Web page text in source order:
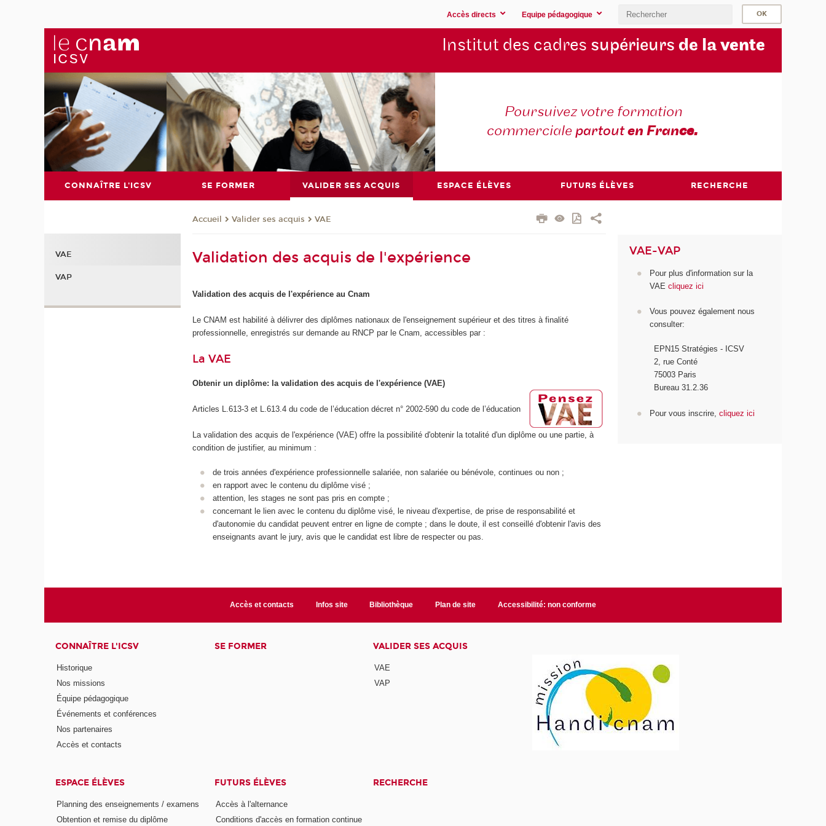
Accès directs Equipe pédagogique
Institut des cadres supérieurs de lavente
Poursuivez votre formation
commercialepartouten France.
CONNAÎTRE L'ICSV SE FORMER VALIDER SES ACQUIS ESPACE ÉLÈVES FUTURS ÉLÈVES RECHERCHE
Accueil Valider ses acquis VAE
Validation des acquis de l'expérience
Validation des acquis de l'expérience au Cnam
Le CNAM est habilité à délivrer des diplômes nationaux de l'enseignement supérieur et des titres à finalité
professionnelle, enregistrés sur demande au RNCP par le Cnam, accessibles par :
La VAE
Obtenir un diplôme: la validation des acquis de l'expérience (VAE)
Articles L.613-3 et L.613.4 du code de l’éducation décret n° 2002-590 du code de l’éducation
La validation des acquis de l'expérience (VAE) offre la possibilité d'obtenir la totalité d'un diplôme ou une partie, à
condition de justifier, au minimum :
de trois années d'expérience professionnelle salariée, non salariée ou bénévole, continues ou non ;
en rapport avec le contenu du diplôme visé ;
attention, les stages ne sont pas pris en compte ;
concernant le lien avec le contenu du diplôme visé, le niveau d'expertise, de prise de responsabilité et
d'autonomie du candidat peuvent entrer en ligne de compte ; dans le doute, il est conseillé d'obtenir l'avis des
enseignants avant le jury, avis que le candidat est libre de respecter ou pas.
VAE-VAP
Pour plus d'information sur la
VAE cliquez ici
Vous pouvez également nous
consulter:
EPN15 Stratégies - ICSV
2, rue Conté
75003 Paris
Bureau 31.2.36
Pour vous inscrire, cliquez ici
VAE
VAP
Accès et contacts Infos site Bibliothèque Plan de site Accessibilité: non conforme
CONNAÎTRE L'ICSV
Historique
Nos missions
Équipe pédagogique
Événements et conférences
Nos partenaires
Accès et contacts
SE FORMER VALIDER SES ACQUIS
VAE
VAP
ESPACE ÉLÈVES
Planning des enseignements / examens
Obtention et remise du diplôme
FUTURS ÉLÈVES
Accès à l'alternance
Conditions d'accès en formation continue
RECHERCHE